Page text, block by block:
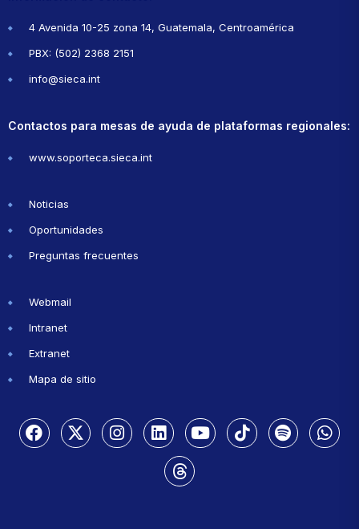
4 Avenida 10-25 zona 14, Guatemala, Centroamérica
PBX: (502) 2368 2151
info@sieca.int
Contactos para mesas de ayuda de plataformas regionales:
www.soporteca.sieca.int
Noticias
Oportunidades
Preguntas frecuentes
Webmail
Intranet
Extranet
Mapa de sitio